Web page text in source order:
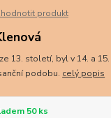
produkt
13. století, byl v 14. a
podobu. celý popis
50 ks